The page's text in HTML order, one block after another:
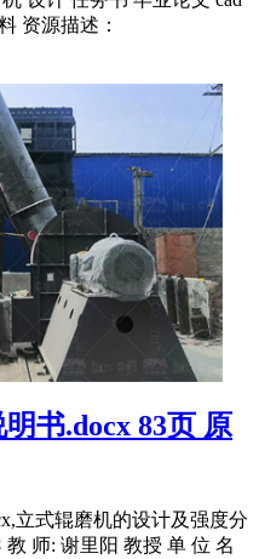
资源描述：
书.docx 83页 原
立式辊磨机的设计及强度分
师: 谢里阳 教授 单 位 名